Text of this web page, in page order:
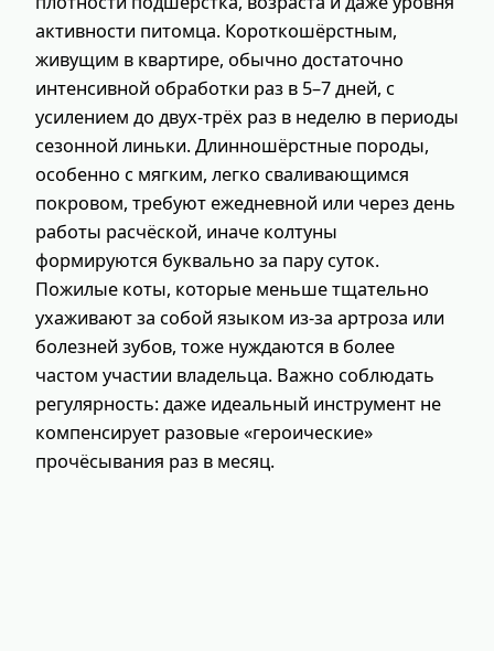
активности питомца. Короткошёрстным,
живущим в квартире, обычно достаточно
интенсивной обработки раз в 5–7 дней, с
усилением до двух‑трёх раз в неделю в периоды
сезонной линьки. Длинношёрстные породы,
особенно с мягким, легко сваливающимся
покровом, требуют ежедневной или через день
работы расчёской, иначе колтуны
формируются буквально за пару суток.
Пожилые коты, которые меньше тщательно
ухаживают за собой языком из‑за артроза или
болезней зубов, тоже нуждаются в более
частом участии владельца. Важно соблюдать
регулярность: даже идеальный инструмент не
компенсирует разовые «героические»
прочёсывания раз в месяц.